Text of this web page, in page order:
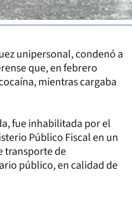
unipersonal, condenó a
que, en febrero
mientras cargaba
fue inhabilitada por el
Público Fiscal en un
transporte de
público, en calidad de